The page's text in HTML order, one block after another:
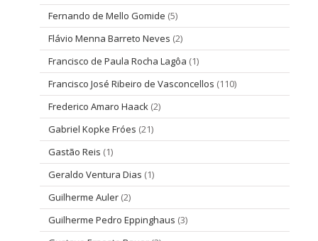
Fernando de Mello Gomide (5)
Flávio Menna Barreto Neves (2)
Francisco de Paula Rocha Lagôa (1)
Francisco José Ribeiro de Vasconcellos (110)
Frederico Amaro Haack (2)
Gabriel Kopke Fróes (21)
Gastão Reis (1)
Geraldo Ventura Dias (1)
Guilherme Auler (2)
Guilherme Pedro Eppinghaus (3)